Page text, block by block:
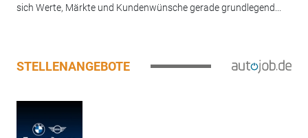
sich Werte, Märkte und Kundenwünsche gerade grundlegend...
STELLENANGEBOTE